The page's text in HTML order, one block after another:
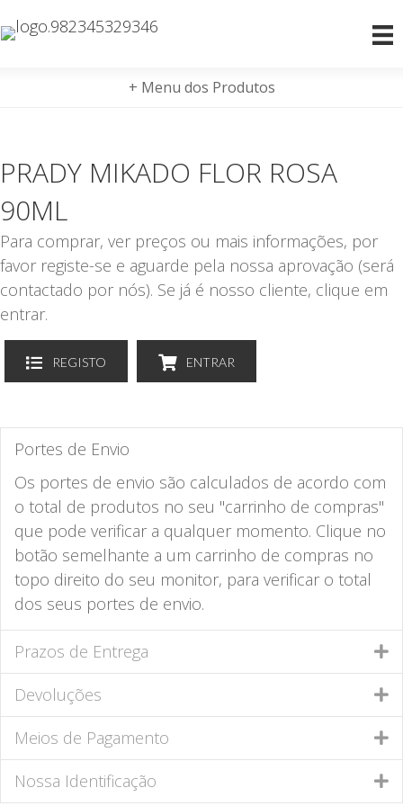
+ Menu dos Produtos
PRADY MIKADO FLOR ROSA
90ML
Para comprar, ver preços ou mais informações, por
favor registe-se e aguarde pela nossa aprovação (será
contactado por nós). Se já é nosso cliente, clique em
entrar.
REGISTO ENTRAR
Portes de Envio
Os portes de envio são calculados de acordo com
o total de produtos no seu "carrinho de compras"
que pode verificar a qualquer momento. Clique no
botão semelhante a um carrinho de compras no
topo direito do seu monitor, para verificar o total
dos seus portes de envio.
Prazos de Entrega
Devoluções
Meios de Pagamento
Nossa Identificação